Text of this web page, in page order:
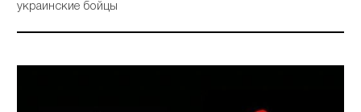
украинские бойцы